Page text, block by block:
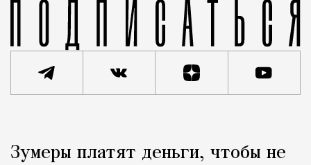
Город
Зумеры платят деньги, чтобы не